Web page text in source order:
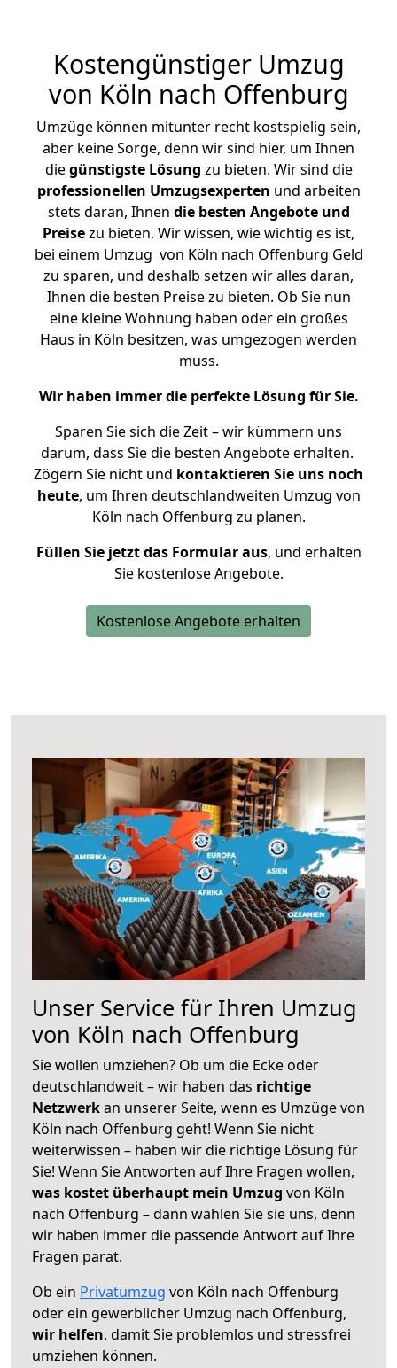
Kostengünstiger Umzug
von Köln nach Offenburg
Umzüge können mitunter recht kostspielig sein,
aber keine Sorge, denn wir sind hier, um Ihnen
diegünstigste Lösung zu bieten. Wir sind die
professionellen Umzugsexperten und arbeiten
stets daran, Ihnen die besten Angebote und
Preisezu bieten. Wir wissen, wie wichtig es ist,
bei einem Umzug von Köln nach Offenburg Geld
zu sparen, und deshalb setzen wir alles daran,
Ihnen die besten Preise zu bieten. Ob Sie nun
eine kleine Wohnung haben oder ein großes
Haus in Köln besitzen, was umgezogen werden
muss.
Wir haben immer die perfekte Lösung für Sie.
Sparen Sie sich die Zeit – wir kümmern uns
darum, dass Sie die besten Angebote erhalten.
Zögern Sie nicht und kontaktieren Sie uns noch
heute, um Ihren deutschlandweiten Umzug von
Köln nach Offenburg zu planen.
Füllen Sie jetzt das Formular aus, und erhalten
Sie kostenlose Angebote.
Kostenlose Angebote erhalten
Unser Service für Ihren Umzug
von Köln nach Offenburg
Sie wollen umziehen? Ob um die Ecke oder
deutschlandweit – wir haben das richtige
Netzwerkan unserer Seite, wenn es Umzüge von
Köln nach Offenburg geht! Wenn Sie nicht
weiterwissen – haben wir die richtige Lösung für
Sie! Wenn Sie Antworten auf Ihre Fragen wollen,
was kostet überhaupt mein Umzug von Köln
nach Offenburg – dann wählen Sie sie uns, denn
wir haben immer die passende Antwort auf Ihre
Fragen parat.
Ob ein Privatumzug von Köln nach Offenburg
oder ein gewerblicher Umzug nach Offenburg,
wir helfen, damit Sie problemlos und stressfrei
umziehen können.